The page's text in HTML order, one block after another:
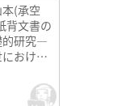
(承空
背文書の
的研究―
おける
を取り巻
的ネット